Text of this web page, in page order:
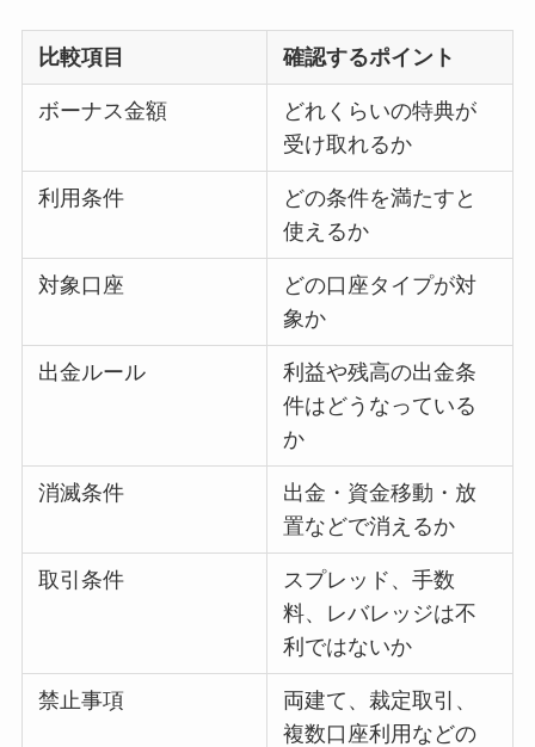
比較項目 確認するポイント
ボーナス金額
どれくらいの特典が
受け取れるか
利用条件
どの条件を満たすと
使えるか
対象口座
どの口座タイプが対
象か
出金ルール
利益や残高の出金条
件はどうなっている
か
消滅条件
出金・資金移動・放
置などで消えるか
取引条件
スプレッド、手数
料、レバレッジは不
利ではないか
禁止事項
両建て、裁定取引、
複数口座利用などの